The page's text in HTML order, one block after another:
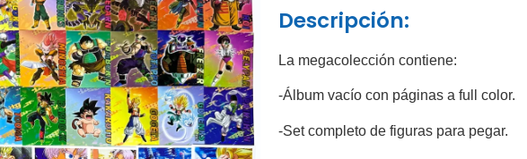
Descripción:
La megacolección contiene:
-Álbum vacío con páginas a full color.
-Set completo de figuras para pegar.